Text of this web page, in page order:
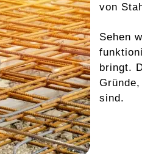
von
Sehen
bringt.
sind.